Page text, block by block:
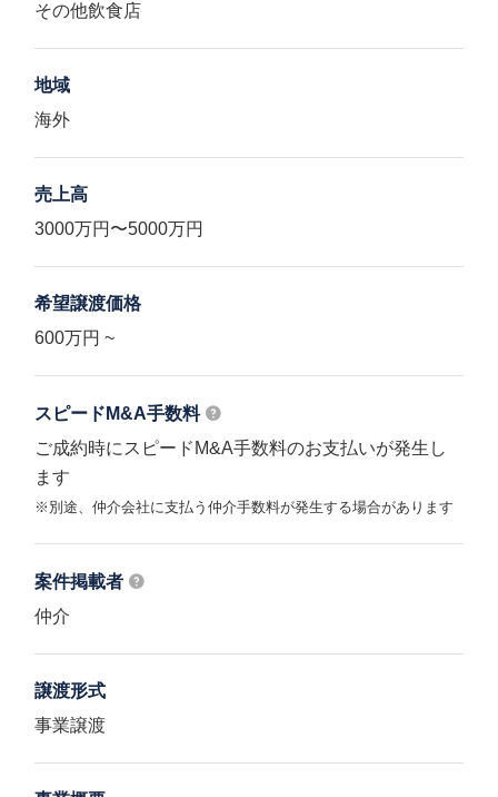
その他飲食店
地域
海外
売上高
3000万円〜5000万円
希望譲渡価格
600万円 ~
スピードM&A手数料
ご成約時にスピードM&A手数料のお支払いが発生し
ます
※別途、仲介会社に支払う仲介手数料が発生する場合があります
案件掲載者
仲介
譲渡形式
事業譲渡